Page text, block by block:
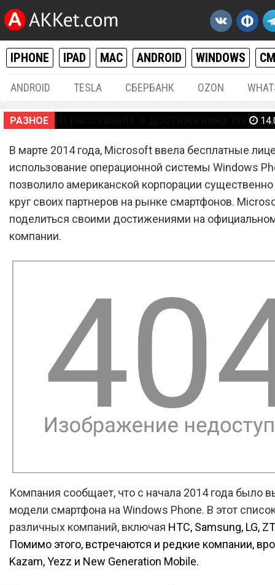
IPHONE IPAD MAC ANDROID WINDOWS
ANDROID TESLA СБЕРБАНК OZON
РАЗНОЕ
Microsoft рассказала о
достижениях Windows
В марте 2014 года, Microsoft ввела бесплатные
использование операционной системы Windows
позволило американской корпорации
круг своих партнеров на рынке смартфонов.
поделиться своими достижениями на
компании.
Компания сообщает, что с начала 2014 года было
модели смартфона на Windows Phone. В этот
различных компаний, включая HTC, Samsung, LG,
Помимо этого, встречаются и редкие компании,
Kazam, Yezz и New Generation Mobile.